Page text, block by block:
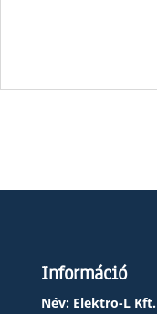
Információ
Név: Elektro-L Kft.